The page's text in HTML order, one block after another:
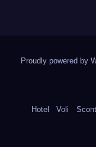
Proudly powered by
Hotel Voli